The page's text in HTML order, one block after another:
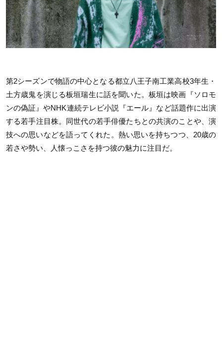
第2シーズンで物語の中心となる都立八王子南工業高校3年生・
土方歳鬼を演じる板垣瑞生に話を聞いた。板垣は映画『ソロモ
ンの偽証』やNHK連続テレビ小説『エール』など話題作に出演
する若手注目株。同世代の若手俳優たちとの共演のことや、演
技への思いなどを語ってくれた。熱い思いを持ちつつ、20歳の
若さや勢い、人懐っこさを持つ彼の魅力に注目だ。